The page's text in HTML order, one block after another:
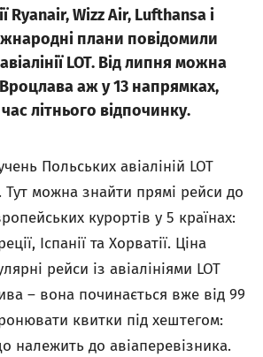
Ryanair, Wizz Air, Lufthansa і
плани повідомили
LOT. Від липня можна
аж у 13 напрямках,
літнього відпочинку.
Польських авіаліній LOT
можна знайти прямі рейси до
курортів у 5 країнах:
Іспанії та Хорватії. Ціна
рейси із авіалініями LOT
– вона починається вже від 99
квитки під хештегом:
належить до авіаперевізника.